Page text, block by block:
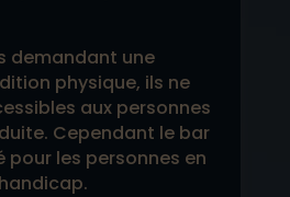
demandant une
physique, ils ne
aux personnes
Cependant le bar
pour les personnes en